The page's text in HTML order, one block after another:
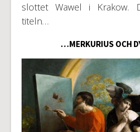
slottet Wawel i Krakow.
titeln…
…MERKURIUS OCH